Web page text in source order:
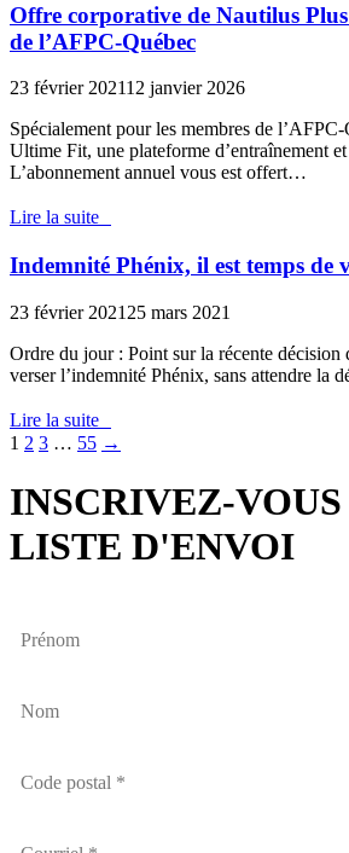
Offre corporative de Nautilus
de l’AFPC-Québec
23 février 202112 janvier 2026
Spécialement pour les membres de
Ultime Fit, une plateforme d’entraînement
L’abonnement annuel vous est offert…
Lire la suite
Indemnité Phénix, il est temps de
23 février 2021 25 mars 2021
Ordre du jour : Point sur la récente décision
verser l’indemnité Phénix, sans attendre la
Lire la suite
1 2 3 … 55 →
INSCRIVEZ-
LISTE D'ENVOI